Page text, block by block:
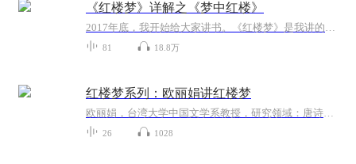
《红楼梦》详解之《梦中红楼》
2017年底，我开始给大家讲书。《红楼梦》是我讲的第一本书，从稚嫩到成熟，一步步的探索，在80回的音频讲解中都体现了出来。我也想过重新录制一版，让其看起来天衣无缝，但是又一想，又何必在意之前的种种不完美呢？所以重点来了：记得坚持听下去，后面会...
81 18.8万
红楼梦系列：欧丽娟讲红楼梦
欧丽娟，台湾大学中国文学系教授，研究领域：唐诗、《红楼梦》、中国文学史。欧丽娟教授因台大“红楼梦”公开课获得“全球开放式课程联盟”2015年杰出教学者奖，并荣登Coursera华人最受欢迎课程前四名。她也被称为这个世界上最懂《红楼梦》的人。
26 1028